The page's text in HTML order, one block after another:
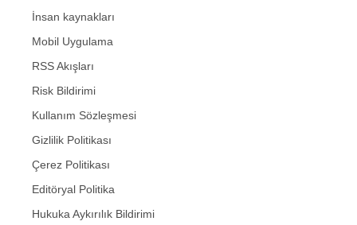
İnsan kaynakları
Mobil Uygulama
RSS Akışları
Risk Bildirimi
Kullanım Sözleşmesi
Gizlilik Politikası
Çerez Politikası
Editöryal Politika
Hukuka Aykırılık Bildirimi